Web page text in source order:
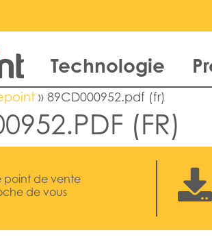
Technologie
» 89CD000952.pdf (fr)
(FR)
point de vente
de vous